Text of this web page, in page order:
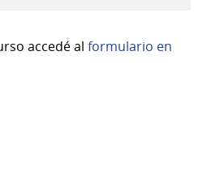
accedé al formulario en